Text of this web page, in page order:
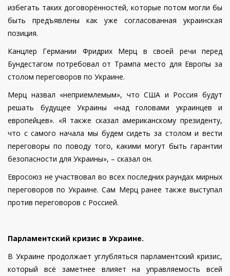
избегать таких договорённостей, которые потом могли бы
быть предъявлены как уже согласованная украинская
позиция.
Канцлер Германии Фридрих Мерц в своей речи перед
Бундестагом потребовал от Трампа место для Европы за
столом переговоров по Украине.
Мерц назвал «неприемлемым», что США и Россия будут
решать будущее Украины «над головами украинцев и
европейцев». «Я также сказал американскому президенту,
что с самого начала мы будем сидеть за столом и вести
переговоры по поводу того, какими могут быть гарантии
безопасности для Украины», – сказал он.
Евросоюз не участвовал во всех последних раундах мирных
переговоров по Украине. Сам Мерц ранее также выступал
против переговоров с Россией.
Парламентский кризис в Украине.
В Украине продолжает углубляться парламентский кризис,
который всё заметнее влияет на управляемость всей